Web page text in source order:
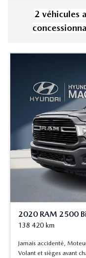
2 véhicules
2020 RAM 2500
138 420 km
Jamais accidenté,
Volant et sièges avant